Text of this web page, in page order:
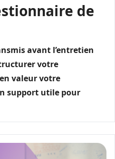
de
avant l’entretien
votre
valeur votre
support utile pour